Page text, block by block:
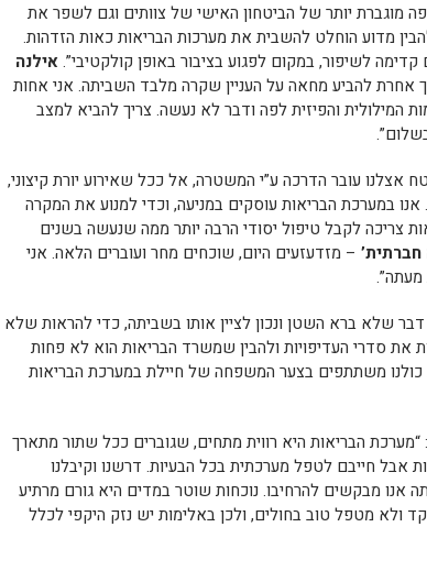
מוגברת יותר של הביטחון האישי של צוותים וגם לשפר את
מדוע הוחלט להשבית את מערכות הבריאות כאות הזדהות.
לשיפור, במקום לפגוע בציבור באופן קולקטיבי”.אילנה
אחרת להביע מחאה על העניין שקרה מלבד השביתה. אני אחות
המילולית והפיזית לפה ודבר לא נעשה. צריך להביא למצב
אצלנו עובר הדרכה ע”י המשטרה, אל ככל שאירוע יורת קיצוני,
אנו במערכת הבריאות עוסקים במניעה, וכדי למנוע את המקרה
צריכה לקבל טיפול יסודי הרבה יותר ממה שנעשה בשנים
חברתית’ – מזדעזעים היום, שוכחים מחר ועוברים הלאה. אני
מעתה”.
שלא ברא השטן ונכון לציין אותו בשביתה, כדי להראות שלא
את סדרי העדיפויות ולהבין שמשרד הבריאות הוא לא פחות
משתתפים בצער המשפחה של חיילת במערכת הבריאות
“מערכת הבריאות היא רווית מתחים, שגוברים ככל שתור מתארך
אבל חייבם לטפל מערכתית בכל הבעיות. דרשנו וקיבלנו
אנו מבקשים להרחיבו. נוכחות שוטר במדים היא גורם מרתיע
ולא מטפל טוב בחולים, ולכן באלימות יש נזק היקפי לכלל